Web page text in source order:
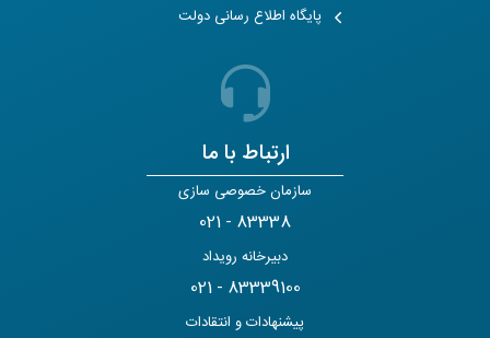
پایگاه اطلاع رسانی دولت
ارتباط با ما
سازمان خصوصی سازی
021 - 83338
دبیرخانه رویداد
021 - 83339100
پیشنهادات و انتقادات